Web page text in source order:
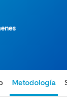
Metodología